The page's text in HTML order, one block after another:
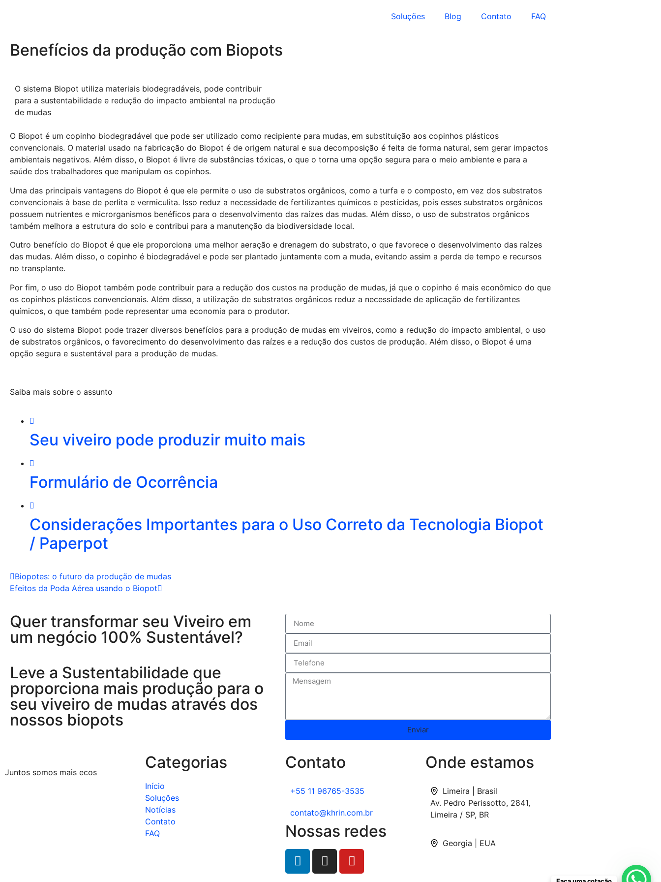
Soluções Blog Contato FAQ
Benefícios da produção com Biopots
O sistema Biopot utiliza materiais biodegradáveis, pode contribuir
para a sustentabilidade e redução do impacto ambiental na produção
de mudas
O Biopot é um copinho biodegradável que pode ser utilizado como recipiente para mudas, em substituição aos copinhos plásticos
convencionais. O material usado na fabricação do Biopot é de origem natural e sua decomposição é feita de forma natural, sem gerar impactos
ambientais negativos. Além disso, o Biopot é livre de substâncias tóxicas, o que o torna uma opção segura para o meio ambiente e para a
saúde dos trabalhadores que manipulam os copinhos.
Uma das principais vantagens do Biopot é que ele permite o uso de substratos orgânicos, como a turfa e o composto, em vez dos substratos
convencionais à base de perlita e vermiculita. Isso reduz a necessidade de fertilizantes químicos e pesticidas, pois esses substratos orgânicos
possuem nutrientes e microrganismos benéficos para o desenvolvimento das raízes das mudas. Além disso, o uso de substratos orgânicos
também melhora a estrutura do solo e contribui para a manutenção da biodiversidade local.
Outro benefício do Biopot é que ele proporciona uma melhor aeração e drenagem do substrato, o que favorece o desenvolvimento das raízes
das mudas. Além disso, o copinho é biodegradável e pode ser plantado juntamente com a muda, evitando assim a perda de tempo e recursos
no transplante.
Por fim, o uso do Biopot também pode contribuir para a redução dos custos na produção de mudas, já que o copinho é mais econômico do que
os copinhos plásticos convencionais. Além disso, a utilização de substratos orgânicos reduz a necessidade de aplicação de fertilizantes
químicos, o que também pode representar uma economia para o produtor.
O uso do sistema Biopot pode trazer diversos benefícios para a produção de mudas em viveiros, como a redução do impacto ambiental, o uso
de substratos orgânicos, o favorecimento do desenvolvimento das raízes e a redução dos custos de produção. Além disso, o Biopot é uma
opção segura e sustentável para a produção de mudas.
Saiba mais sobre o assunto
Seu viveiro pode produzir muito mais
Formulário de Ocorrência
Considerações Importantes para o Uso Correto da Tecnologia Biopot
/ Paperpot
Biopotes: o futuro da produção de mudas
Efeitos da Poda Aérea usando o Biopot
Quer transformar seu Viveiro em
um negócio 100% Sustentável?
Leve a Sustentabilidade que
proporciona mais produção para o
seu viveiro de mudas através dos
nossos biopots
Enviar
Juntos somos mais ecos
Categorias
Início
Soluções
Notícias
Contato
FAQ
Contato
+55 11 96765-3535
contato@khrin.com.br
Nossas redes
Onde estamos
Limeira | Brasil
Av. Pedro Perissotto, 2841,
Limeira / SP, BR
Georgia | EUA